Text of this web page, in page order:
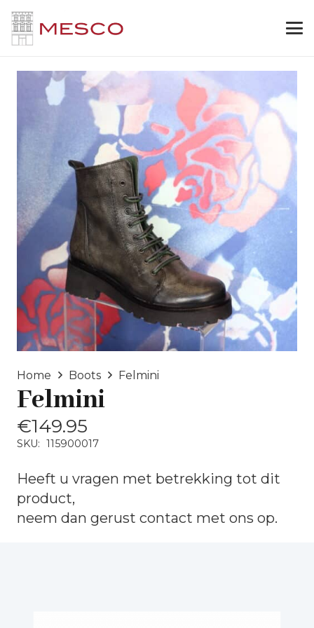
Home Boots Felmini
Felmini
€149.95
SKU: 115900017
Heeft u vragen met betrekking tot dit
product,
neem dan gerust contact met ons op.